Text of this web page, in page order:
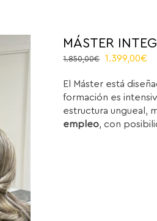
MÁSTER
1.850,00€
El
original
era:
1.850,00€.
1.399,00€
El Máster está
formación es
estructura ungueal,
empleo, con